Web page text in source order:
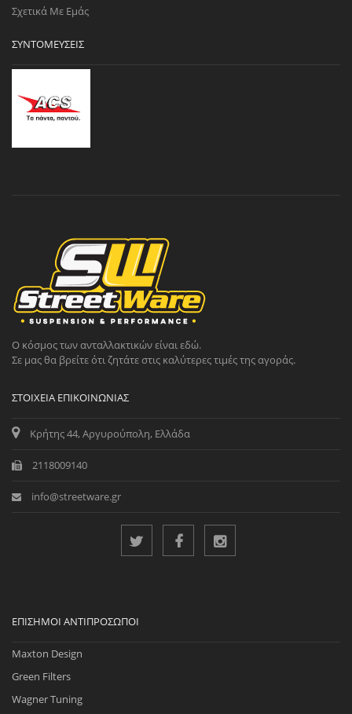
Σχετικά Με Εμάς
ΣΥΝΤΟΜΕΎΣΕΙΣ
Ο κόσμος των ανταλλακτικών είναι εδώ.
Σε μας θα βρείτε ότι ζητάτε στις καλύτερες τιμές της αγοράς.
ΣΤΟΙΧΕΊΑ ΕΠΙΚΟΙΝΩΝΊΑΣ
Κρήτης 44, Αργυρούπολη, Ελλάδα
2118009140
info@streetware.gr
ΕΠΊΣΗΜΟΙ ΑΝΤΙΠΡΌΣΩΠΟΙ
Maxton Design
Green Filters
Wagner Tuning